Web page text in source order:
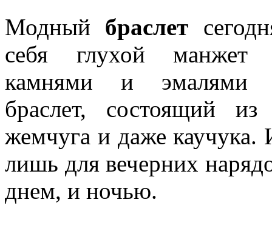
Модный браслет
себя глухой манжет
камнями и эмалями
браслет, состоящий
жемчуга и даже каучука.
лишь для вечерних
днем, и ночью.